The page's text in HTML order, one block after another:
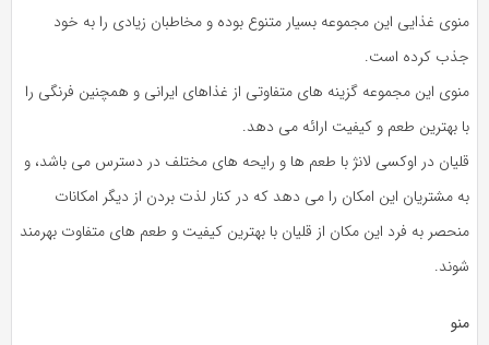
منوی غذایی این مجموعه بسیار متنوع بوده و مخاطبان زیادی را به خود
جذب کرده است.
منوی این مجموعه گزینه های متفاوتی از غذاهای ایرانی و همچنین فرنگی را
با بهترین طعم و کیفیت ارائه می دهد.
قلیان در اوکسی لانژ با طعم ها و رایحه های مختلف در دسترس می باشد، و
به مشتریان این امکان را می دهد که در کنار لذت بردن از دیگر امکانات
منحصر به فرد این مکان از قلیان با بهترین کیفیت و طعم های متفاوت بهرمند
شوند.
منو